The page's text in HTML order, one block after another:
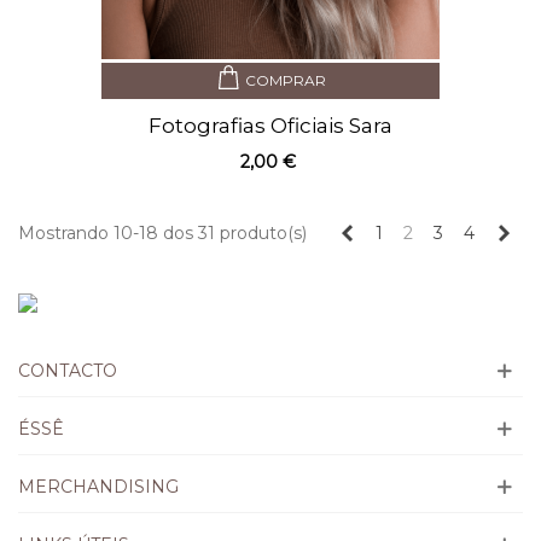
COMPRAR
Fotografias Oficiais Sara
Carreira 3
2,00 €
Mostrando 10-18 dos 31 produto(s) Anterior
1 2 3 4
CONTACTO
ÉSSÊ
MERCHANDISING